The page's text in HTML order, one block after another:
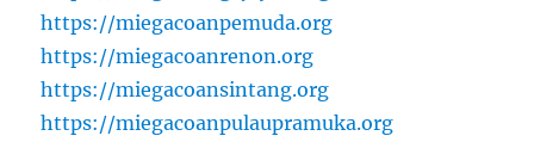
https://miegacoanpemuda.org
https://miegacoanrenon.org
https://miegacoansintang.org
https://miegacoanpulaupramuka.org